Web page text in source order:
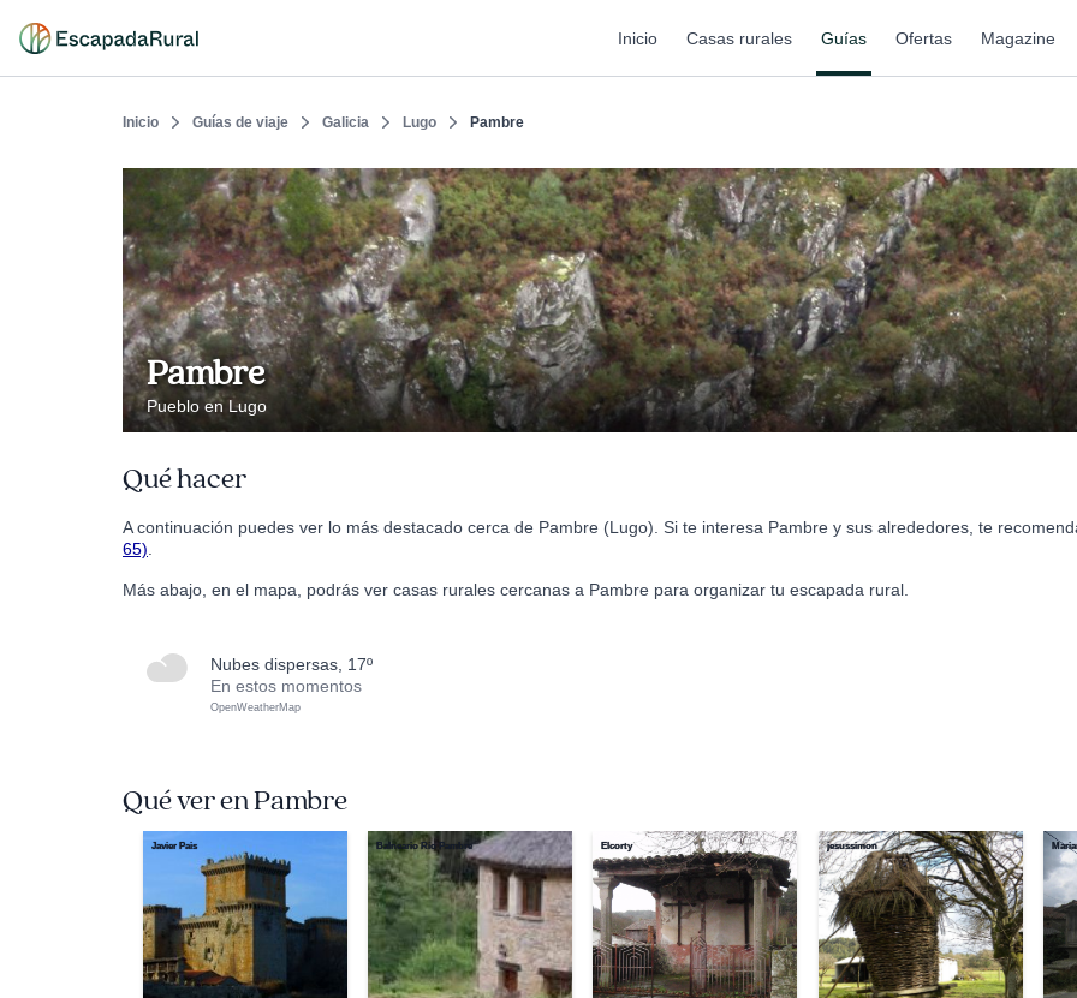
Inicio Casas rurales Guías Ofertas Magazine
Inicio Guías de viaje Galicia Lugo Pambre
Pambre
Pueblo en Lugo
Qué hacer
A continuación puedes ver lo más destacado cerca de Pambre (Lugo). Si te interesa Pambre y sus alrededores, te
65)
Más abajo, en el mapa, podrás ver casas rurales cercanas a Pambre para organizar tu escapada rural.
nubes dispersas, 17º
En estos momentos
OpenWeatherMap
Qué ver en Pambre
Javier Pais Balneario Río Pambre Elcorty jesussimon